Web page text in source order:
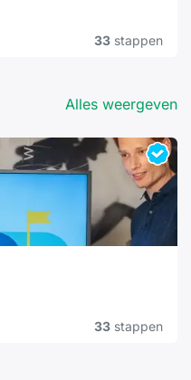
33 stappen
Alles weergeven
33 stappen